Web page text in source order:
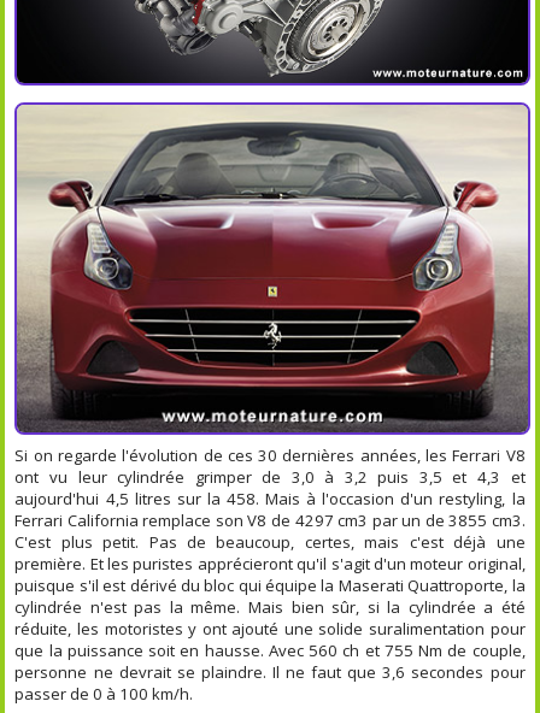
Si on regarde l'évolution de ces 30 dernières années, les Ferrari V8
ont vu leur cylindrée grimper de 3,0 à 3,2 puis 3,5 et 4,3 et
aujourd'hui 4,5 litres sur la 458. Mais à l'occasion d'un restyling, la
Ferrari California remplace son V8 de 4297 cm3 par un de 3855 cm3.
C'est plus petit. Pas de beaucoup, certes, mais c'est déjà une
première. Et les puristes apprécieront qu'il s'agit d'un moteur original,
puisque s'il est dérivé du bloc qui équipe la Maserati Quattroporte, la
cylindrée n'est pas la même. Mais bien sûr, si la cylindrée a été
réduite, les motoristes y ont ajouté une solide suralimentation pour
que la puissance soit en hausse. Avec 560 ch et 755 Nm de couple,
personne ne devrait se plaindre. Il ne faut que 3,6 secondes pour
passer de 0 à 100 km/h.